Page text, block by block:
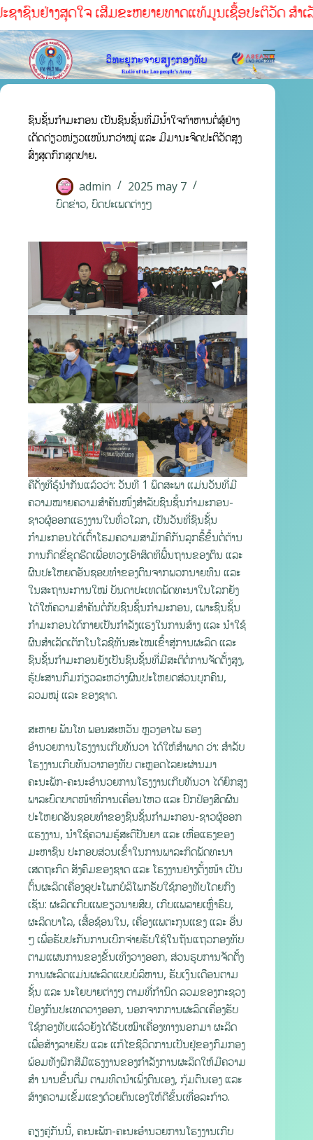
ນຢ່າງສຸດໃຈ ເສີມຂະຫຍາຍທາດແທ້ມູນເຊື້ອປະຕິວັດ ສໍາເລັ
ຊົນຊັ້ນກຳມະກອນ ເປັນຊົນຊັ້ນທີ່ມີນໍ້າໃຈກ້າຫານຕໍ່ສູ້ຢ່າງ
ເດັດດ່ຽວໜ່ຽວແໜ້ນກວ່າໝູ່ ແລະ ມີມານະຈິດປະຕິວັດສູງ
ສົ່ງສຸດກົກສຸດປາຍ.
admin
2025 may 7
ບົດຂ່າວ, ບົດປະເພດຕ່າງໆ
ຄືດັ່ງທີ່ຮູ້ນໍາກັນແລ້ວວ່າ: ວັນທີ 1 ພຶດສະພາ ແມ່ນວັນທີ່ມີ
ຄວາມໝາຍຄວາມສຳຄັນໜຶ່ງສໍາລັບຊົນຊັ້ນກຳມະກອນ-
ຊາວຜູ້ອອກແຮງງານໃນທົ່ວໂລກ, ເປັນວັນທີ່ຊົນຊັ້ນ
ກຳມະກອນໄດ້ເຕົ້າໂຮມຄວາມສາມັກຄີກັນລຸກຮື້ຂຶ້ນຕໍ່ຕ້ານ
ການກົດຂີ່ຂູດຮີດເພື່ອທວງເອົາສິດທິພື້ນຖານຂອງຕົນ ແລະ
ຜົນປະໂຫຍດອັນຊອບທຳຂອງຕົນຈາກພວກນາຍທຶນ ແລະ
ໃນສະຖານະການໃໝ່ ບັນດາປະເທດພັດທະນາໃນໂລກຍັງ
ໄດ້ໃຫ້ຄວາມສໍາຄັນຕໍ່ກັບຊົນຊັ້ນກຳມະກອນ, ເພາະຊົນຊັ້ນ
ກຳມະກອນໄດ້ກາຍເປັນກຳລັງແຮງໃນການສ້າງ ແລະ ນໍາໃຊ້
ຜົນສຳເລັດເຕັກໂນໂລຊີທັນສະໄໝເຂົ້າສູ່ການຜະລິດ ແລະ
ຊົນຊັ້ນກຳມະກອນຍັງເປັນຊົນຊັ້ນທີ່ມີສະຕິຕໍ່ການຈັດຕັ້ງສູງ,
ຮູ້ປະສານກົມກ່ຽວລະຫວ່າງຜົນປະໂຫຍດສ່ວນບຸກຄົນ,
ລວມໝູ່ ແລະ ຂອງຊາດ.
ສະຫາຍ ພັນໂທ ພອນສະຫວັນ ຫຼວງອາໄພ ຮອງ
ອຳນວຍການໂຮງງານເກີບທັນວາ ໄດ້ໃຫ້ສຳພາດ ວ່າ: ສໍາລັບ
ໂຮງງານເກີບທັນວາກອງທັບ ຕະຫຼອດໄລຍະຜ່ານມາ
ຄະນະພັກ-ຄະນະອຳນວຍການໂຮງງານເກີບທັນວາ ໄດ້ຍົກສູງ
ພາລະບົດບາດໜ້າທີ່ການເຄື່ອນໄຫວ ແລະ ປົກປ້ອງສິດຜົນ
ປະໂຫຍດອັນຊອບທຳຂອງຊົນຊັ້ນກຳມະກອນ-ຊາວຜູ້ອອກ
ແຮງງານ, ນໍາໃຊ້ຄວາມຮູ້ສະຕິປັນຍາ ແລະ ເຫື່ອແຮງຂອງ
ມະຫາຊົນ ປະກອບສ່ວນເຂົ້າໃນການພາລະກິດພັດທະນາ
ເສດຖະກິດ ສັງຄົມຂອງຊາດ ແລະ ໂຮງງານຢ່າງຕັ້ງໜ້າ ເປັນ
ຕົ້ນຜະລິດເຄື່ອງອຸປະໂພກບໍລິໂພກຮັບໃຊ້ກອງທັບໂດຍກົງ
ເຊັນ: ຜະລິດເກີບແພຂຽວນາຍສິບ, ເກີບແພລາຍເຫຼົ່າຮົບ,
ຜະລິດບາໂລ, ເສື້ອຊ້ອນໃນ, ເຄື່ອງແພຕະກຸນແຂງ ແລະ ອື່ນ
ໆ ເພື່ອຮັບປະກັນການເບີກຈ່າຍຮັບໃຊ້ໃນຖັນແຖວກອງທັບ
ຕາມແຜນການຂອງຂັ້ນເທິງວາງອອກ, ສ່ວນຮູບການຈັດຕັ້ງ
ການຜະລິດແມ່ນຜະລິດແບບບໍລິຫານ, ຮັບເງິນເດືອນຕາມ
ຊັ້ນ ແລະ ນະໂຍບາຍຕ່າງໆ ຕາມທີ່ກຳນົດ ລວມຂອງກະຊວງ
ປ້ອງກັນປະເທດວາງອອກ, ນອກຈາກການຜະລິດເຄື່ອງຮັບ
ໃຊ້ກອງທັບແລ້ວຍັງໄດ້ຮັບເໝົາເຄື່ອງທາງນອກມາ ຜະລິດ
ເພື່ອສ້າງລາຍຮັບ ແລະ ແກ້ໄຂຊີວິດການເປັນຢູ່ຂອງກົມກອງ
ພ້ອມທັງຝຶກສີມືແຮງງານຂອງກຳລັງການຜະລິດໃຫ້ມີຄວາມ
ສໍາ ນານຂື້ນຕື່ມ ຕາມທິດນໍາເພິ່ງຕົນເອງ, ກຸ້ມຕົນເອງ ແລະ
ສ້າງຄວາມເຂັ້ມແຂງດ້ວຍຕົນເອງໃຫ້ດີຂຶ້ນເທື່ອລະກ້າວ.
ຄຽງຄູ່ກັນນີ້, ຄະນະພັກ-ຄະນະອຳນວຍການໂຮງງານເກີບ